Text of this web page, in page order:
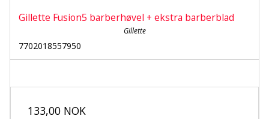
Gillette Fusion5 barberhøvel + ekstra barberblad
Gillette
7702018557950
133,00 NOK